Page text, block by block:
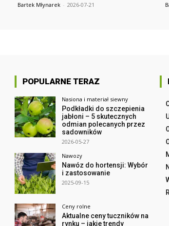
Bartek Młynarek - 2026-07-21
POPULARNE TERAZ
Nasiona i materiał siewny
Podkładki do szczepienia
jabłoni – 5 skutecznych
odmian polecanych przez
sadowników
2026-05-27
Nawozy
Nawóz do hortensji: Wybór
i zastosowanie
2025-09-15
Ceny rolne
Aktualne ceny tuczników na
rynku – jakie trendy